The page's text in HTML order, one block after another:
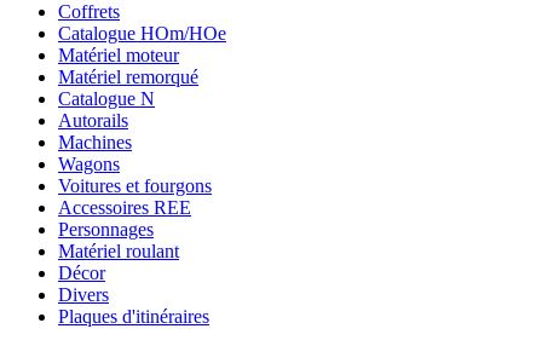
Coffrets
Catalogue HOm/HOe
Matériel moteur
Matériel remorqué
Catalogue N
Autorails
Machines
Wagons
Voitures et fourgons
Accessoires REE
Personnages
Matériel roulant
Décor
Divers
Plaques d'itinéraires